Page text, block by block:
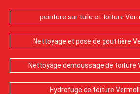
peinture sur tuile et toiture
Nettoyage et pose de gouttière
Nettoyage demoussage de toiture
Hydrofuge de toiture